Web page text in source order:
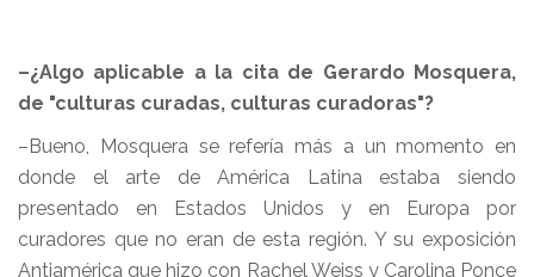
–¿Algo aplicable a la cita de Gerardo Mosquera,
de "culturas curadas, culturas curadoras"?
–Bueno, Mosquera se refería más a un momento en
donde el arte de América Latina estaba siendo
presentado en Estados Unidos y en Europa por
curadores que no eran de esta región. Y su exposición
Antiamérica que hizo con Rachel Weiss y Carolina Ponce